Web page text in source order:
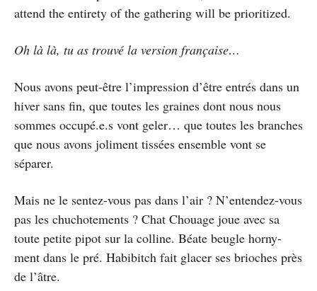
attend the entirety of the gathering will be prioritized.
Oh là là, tu as trouvé la version française…
Nous avons peut-être l’impression d’être entrés dans un
hiver sans fin, que toutes les graines dont nous nous
sommes occupé.e.s vont geler… que toutes les branches
que nous avons joliment tissées ensemble vont se
séparer.
Mais ne le sentez-vous pas dans l’air ? N’entendez-vous
pas les chuchotements ? Chat Chouage joue avec sa
toute petite pipot sur la colline. Béate beugle horny-
ment dans le pré. Habibitch fait glacer ses brioches près
de l’âtre.